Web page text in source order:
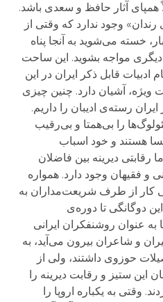
آثار حافظ و سعدی باشد.
وجود ندارد که وقتی از
خسته می‌شوید به آنجا پناه
دیگری مواجه بشوید. این ساحت
قابل ذکر ایران در این
آشیان دارد. چنین چیزی
رسته‌ی ادیبان را داریم.
را بی‌همتا و بی‌رقیب
هستند و خود اسباب
دیرینه بین فاضلان
و فقیهان وجود دارد. همواره
کار از طرف شریعت‌مداران به
دوگانگی تا دوره‌ی
عنوان روشنفکران ایرانی
و شاعران بیرون می‌آید، به
حوزوی داشتند، ولی از
این ستیز و رقابت دیرینه را
به یکباره اروپا را